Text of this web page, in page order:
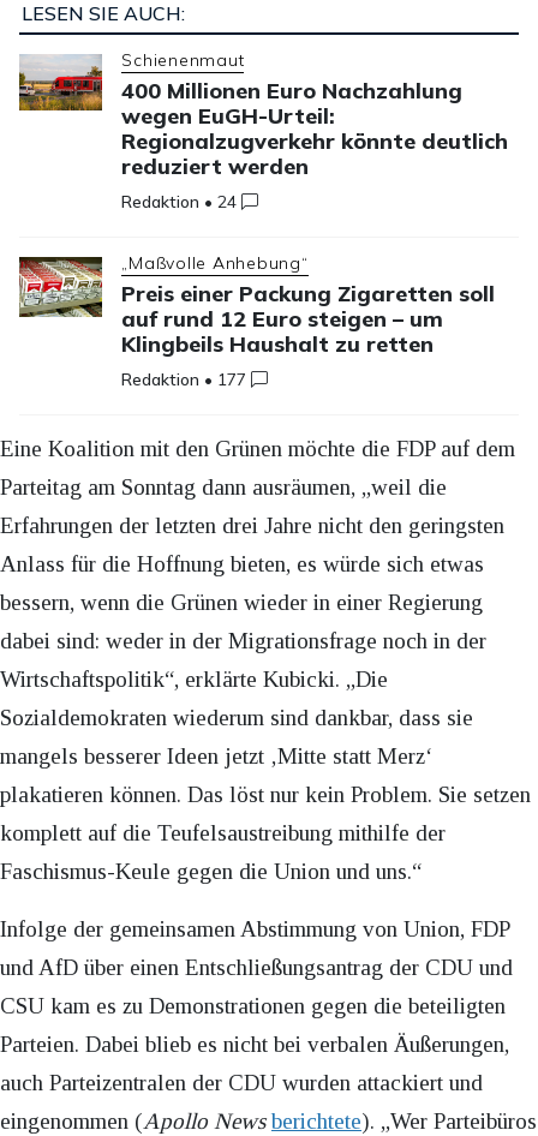
LESEN SIE AUCH:
Schienenmaut
400 Millionen Euro Nachzahlung
wegen EuGH-Urteil:
Regionalzugverkehr könnte deutlich
reduziert werden
Redaktion •24
„Maßvolle Anhebung“
Preis einer Packung Zigaretten soll
auf rund 12 Euro steigen – um
Klingbeils Haushalt zu retten
Redaktion • 177
Eine Koalition mit den Grünen möchte die FDP auf dem
Parteitag am Sonntag dann ausräumen, „weil die
Erfahrungen der letzten drei Jahre nicht den geringsten
Anlass für die Hoffnung bieten, es würde sich etwas
bessern, wenn die Grünen wieder in einer Regierung
dabei sind: weder in der Migrationsfrage noch in der
Wirtschaftspolitik“, erklärte Kubicki. „Die
Sozialdemokraten wiederum sind dankbar, dass sie
mangels besserer Ideen jetzt ‚Mitte statt Merz‘
plakatieren können. Das löst nur kein Problem. Sie setzen
komplett auf die Teufelsaustreibung mithilfe der
Faschismus-Keule gegen die Union und uns.“
Infolge der gemeinsamen Abstimmung von Union, FDP
und AfD über einen Entschließungsantrag der CDU und
CSU kam es zu Demonstrationen gegen die beteiligten
Parteien. Dabei blieb es nicht bei verbalen Äußerungen,
auch Parteizentralen der CDU wurden attackiert und
eingenommen (Apollo News berichtete). „Wer Parteibüros